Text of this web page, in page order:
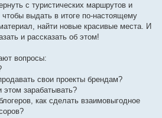
с туристических маршрутов и
выдать в итоге по-настоящему
найти новые красивые места. И
и рассказать об этом!
вопросы:
свои проекты брендам?
этом зарабатывать?
как сделать взаимовыгодное